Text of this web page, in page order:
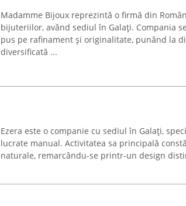
Madamme Bijoux reprezintă o firmă din
bijuteriilor, având sediul în Galați. Compania
pus pe rafinament și originalitate, punând la
diversificată ...
Ezera este o companie cu sediul în Galați,
lucrate manual. Activitatea sa principală
naturale, remarcându-se printr-un design